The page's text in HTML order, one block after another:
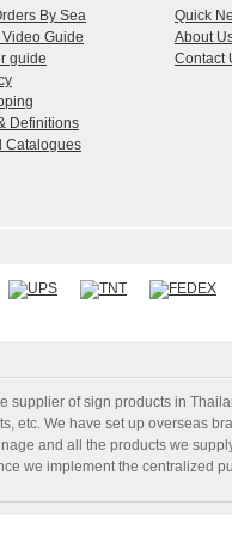
By Sea
Guide
guide
Definitions
Catalogues
Quick
About
Contact
supplier of sign products in
etc. We have set up overseas
and all the products we
we implement the centralized